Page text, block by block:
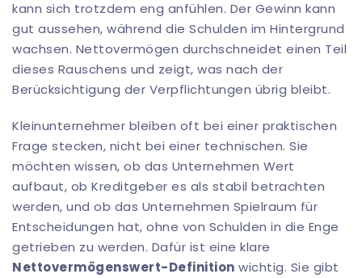
kann sich trotzdem eng anfühlen. Der Gewinn kann
gut aussehen, während die Schulden im Hintergrund
wachsen. Nettovermögen durchschneidet einen Teil
dieses Rauschens und zeigt, was nach der
Berücksichtigung der Verpflichtungen übrig bleibt.
Kleinunternehmer bleiben oft bei einer praktischen
Frage stecken, nicht bei einer technischen. Sie
möchten wissen, ob das Unternehmen Wert
aufbaut, ob Kreditgeber es als stabil betrachten
werden, und ob das Unternehmen Spielraum für
Entscheidungen hat, ohne von Schulden in die Enge
getrieben zu werden. Dafür ist eine klare
Nettovermögenswert-Definition wichtig. Sie gibt